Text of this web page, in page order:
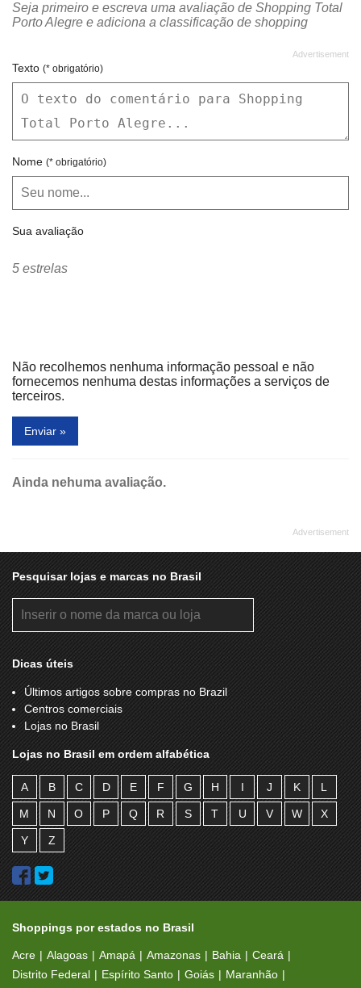
Le Salon Loly Balas
Mak Cartuchos
Marra Café McDonald's
Mini Kalzone
Nós Coworking Ponto Grill
Prophylaxis Relógio e Cia
Sapataria Rápida Central
Sorveteria São João
Troppo Buono Unimed Porto Alegre
Victória Turismo e Câmbio
Seja primeiro e escreva uma avaliação de Shopping Total
Porto Alegre e adiciona a classificação de shopping
Texto (* obrigatório)
Nome (* obrigatório)
Sua avaliação
5 estrelas
Não recolhemos nenhuma informação pessoal e não
fornecemos nenhuma destas informações a serviços de
terceiros.
Enviar »
Ainda nehuma avaliação.
Pesquisar lojas e marcas no Brasil
Dicas úteis
Últimos artigos sobre compras no Brazil
Centros comerciais
Lojas no Brasil
Lojas no Brasil em ordem alfabética
A B C D E F G H I J K L
M N O P Q R S T U V W X
Y Z
Shoppings por estados no Brasil
Acre Alagoas Amapá Amazonas Bahia
Ceará
Distrito Federal
Espírito Santo Goiás
Maranhão